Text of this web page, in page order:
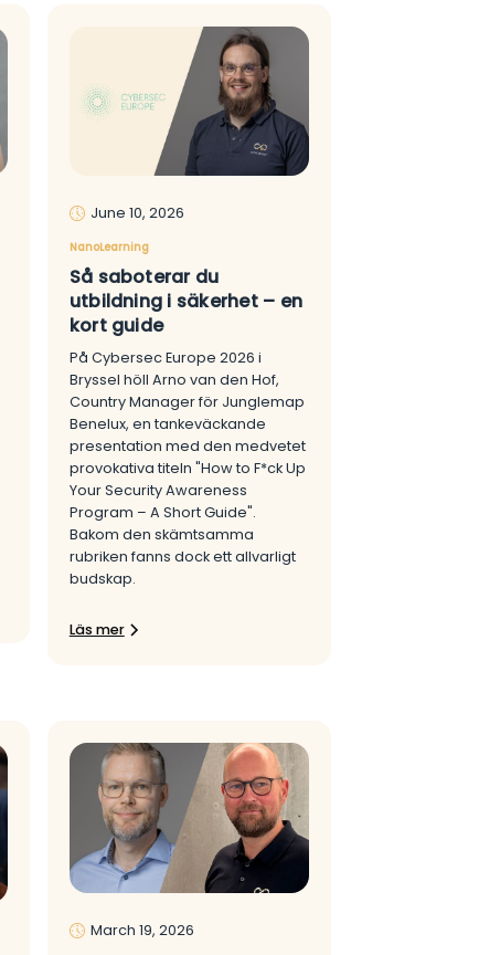
June 10, 2026
NanoLearning
Så saboterar du
utbildning i säkerhet – en
kort guide
På Cybersec Europe 2026 i
Bryssel höll Arno van den Hof,
Country Manager för Junglemap
Benelux, en tankeväckande
presentation med den medvetet
provokativa titeln "How to F*ck Up
Your Security Awareness
Program – A Short Guide".
Bakom den skämtsamma
rubriken fanns dock ett allvarligt
budskap.
Läs mer
March 19, 2026